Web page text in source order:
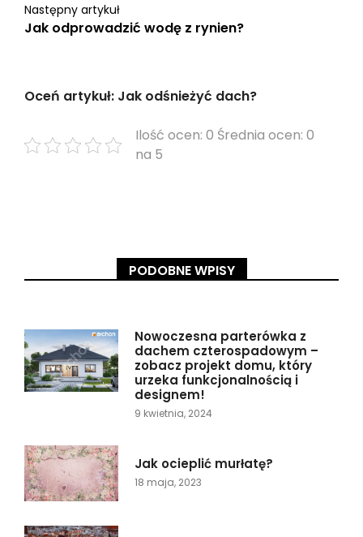
Następny artykuł
Jak odprowadzić wodę z rynien?
Oceń artykuł: Jak odśnieżyć dach?
Ilość ocen: 0 Średnia ocen: 0
na 5
PODOBNE WPISY
Nowoczesna parterówka z
dachem czterospadowym –
zobacz projekt domu, który
urzeka funkcjonalnością i
designem!
9 kwietnia, 2024
Jak ocieplić murłatę?
18 maja, 2023